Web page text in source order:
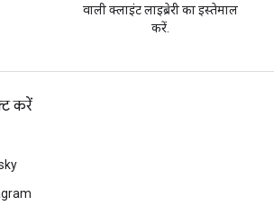
वाली क्लाइंट लाइब्रेरी का इस्तेमाल
करें.
करें